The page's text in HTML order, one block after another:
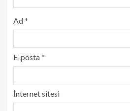
Ad*
E-posta*
İnternet sitesi